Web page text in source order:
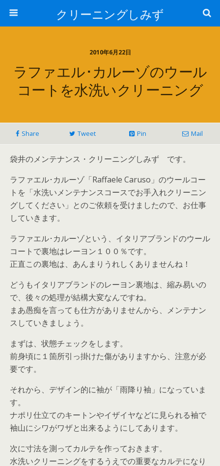
クリーニングしみず
2010年6月22日
ラファエル･カルーゾのウール
コートを水洗いクリーニング
Share Tweet Pin Mail
袋井のメンテナンス・クリーニングしみず です。
ラファエル･カルーゾ「Raffaele Caruso」のウールコー
トを「水洗いメンテナンスコースでお手入れクリーニン
グしてください」とのご依頼を受けましたので、お仕事
していきます。
ラファエル･カルーゾという、イタリアブランドのウール
コートで裏地はレーヨン１００％です。
正直この裏地は、あんまりうれしくありませんね！
どうもイタリアブランドのレーヨン裏地は、縮み易いの
で、後々の処理が結構大変なんですね。
まあ愚痴を言っても仕方がありませんから、メンテナン
スしていきましょう。
まずは、状態チェックをします。
前身頃に１箇所引っ掛けた傷がありますから、注意が必
要です。
それから、デザイン的に袖が「雨降り袖」になっていま
す。
ナポリ仕立てのキートンやイザイヤなどに見られる袖で
袖山にシワがワザと出来るようにしてあります。
次に寸法を測ってカルテを作っておきます。
水洗いクリーニングをするうえでの重要なカルテになり